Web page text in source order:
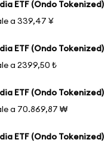
ETF (Ondo Tokenized)
a 339,47 ¥
ETF (Ondo
a 2399,50 ₺
ETF (Ondo Tokenized)
a 70.869,87 ₩
ETF (Ondo